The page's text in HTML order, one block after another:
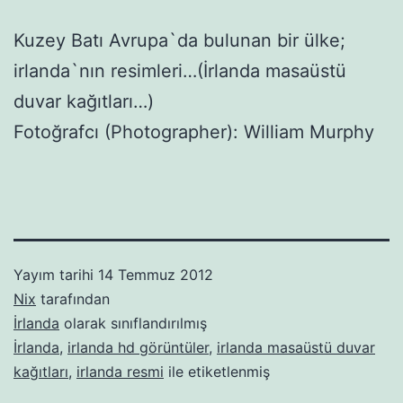
Kuzey Batı Avrupa`da bulunan bir ülke;
irlanda`nın resimleri…(İrlanda masaüstü
duvar kağıtları…)
Fotoğrafcı (Photographer): William Murphy
Yayım tarihi 14 Temmuz 2012
Nix tarafından
İrlanda olarak sınıflandırılmış
İrlanda, irlanda hd görüntüler, irlanda masaüstü duvar
kağıtları, irlanda resmi ile etiketlenmiş